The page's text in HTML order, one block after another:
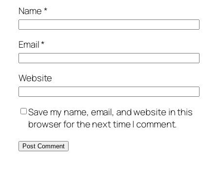
Name*
Email*
Website
Save my name, email, and website in this
browser for the next time I comment.